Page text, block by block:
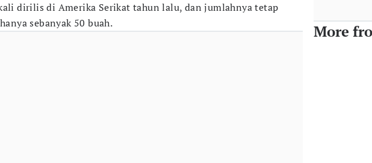
dirilis di Amerika Serikat tahun lalu, dan jumlahnya tetap
sebanyak 50 buah.
More